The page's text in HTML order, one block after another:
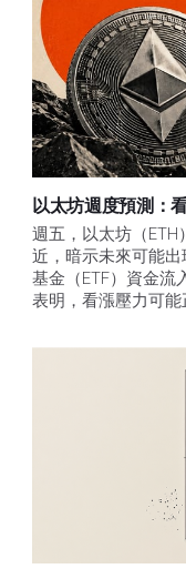
以太坊週度預測：
週五，以太坊（ETH
近，暗示未來可能
基金（ETF）資金流
表明，看漲壓力可能